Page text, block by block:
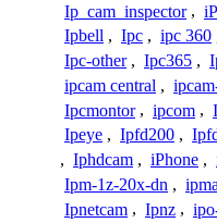
Ip_cam_inspector ,
Ipbell , Ipc , ipc 360
Ipc-other , Ipc365 ,
ipcam central ,
Ipcmontor , ipcom ,
Ipeye , Ipfd200 ,
, Iphdcam , iPhone ,
Ipm-1z-20x-dn ,
Ipnetcam , Ipnz ,